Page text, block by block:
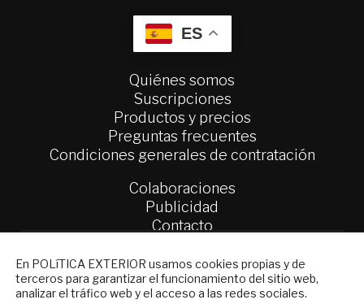
ES
Quiénes somos
Suscripciones
Productos y precios
Preguntas frecuentes
Condiciones generales de contratación
Colaboraciones
Publicidad
Contacto
Política Exterior
Informe Semanal de Política Exterior
Afkar/Ideas
En POLíTICA EXTERIOR usamos cookies propias y de
terceros para garantizar el funcionamiento del sitio web,
analizar el tráfico web y el acceso a las redes sociales.
NEWSLETTER
Suscríbase a nuestro boletín electrónico y